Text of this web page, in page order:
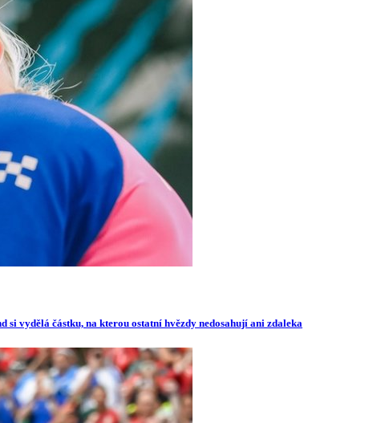
si vydělá částku, na kterou ostatní hvězdy nedosahují ani zdaleka